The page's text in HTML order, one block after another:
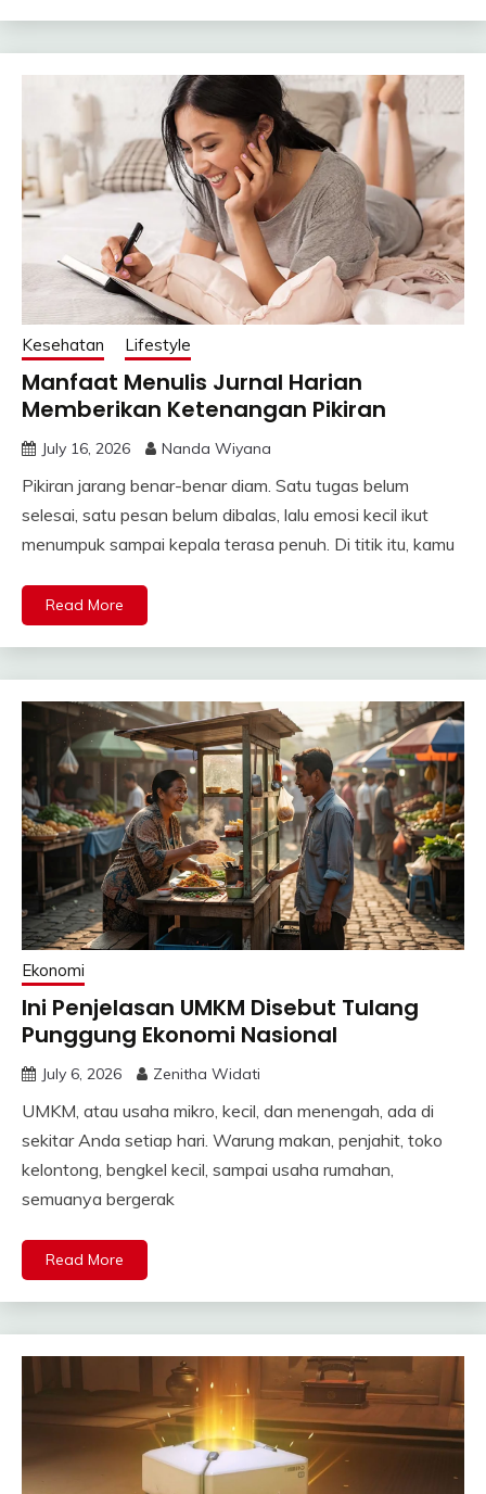
Kesehatan Lifestyle
Manfaat Menulis Jurnal Harian
Memberikan Ketenangan Pikiran
July 16, 2026 Nanda Wiyana
Pikiran jarang benar-benar diam. Satu tugas belum
selesai, satu pesan belum dibalas, lalu emosi kecil ikut
menumpuk sampai kepala terasa penuh. Di titik itu, kamu
Read More
Ekonomi
Ini Penjelasan UMKM Disebut Tulang
Punggung Ekonomi Nasional
July 6, 2026 Zenitha Widati
UMKM, atau usaha mikro, kecil, dan menengah, ada di
sekitar Anda setiap hari. Warung makan, penjahit, toko
kelontong, bengkel kecil, sampai usaha rumahan,
semuanya bergerak
Read More